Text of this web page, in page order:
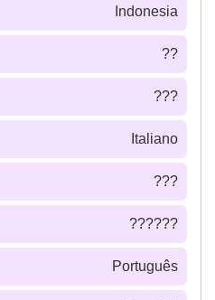
Indonesia
??
???
Italiano
???
??????
Português